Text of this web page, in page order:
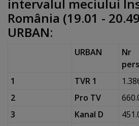
intervalul meciului
România (19.01 -
URBAN:
URBAN
Nr
1 TVR 1
2
Pro TV
3
Kanal D